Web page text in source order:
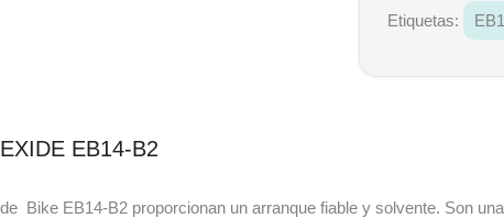
Etiquetas:
EB14-B2
Bike EB14-B2 proporcionan un arranque fiable y solvente. Son